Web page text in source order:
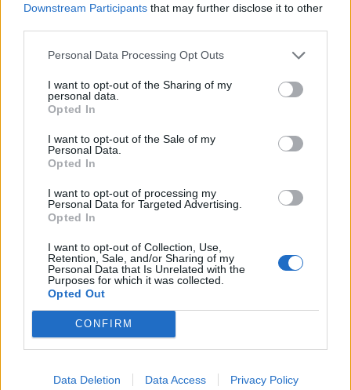
Downstream Participants that may further disclose it to other
Personal Data Processing Opt Outs
I want to opt-out of the Sharing of my
personal data.
Opted In
I want to opt-out of the Sale of my
Personal Data.
Opted In
I want to opt-out of processing my
Personal Data for Targeted Advertising.
Opted In
I want to opt-out of Collection, Use,
Retention, Sale, and/or Sharing of my
Personal Data that Is Unrelated with the
Purposes for which it was collected.
Opted Out
CONFIRM
Data Deletion Data Access Privacy Policy
Hozzászólási szabályzat
Nyomtatott lapjaink archívuma
Székely Hírmondó archívuma
Sütibeállítások
Médiatér
Liget
Krónika
Bihari Napló
Erdélyi Napló
Főtér
Rádió GaGa